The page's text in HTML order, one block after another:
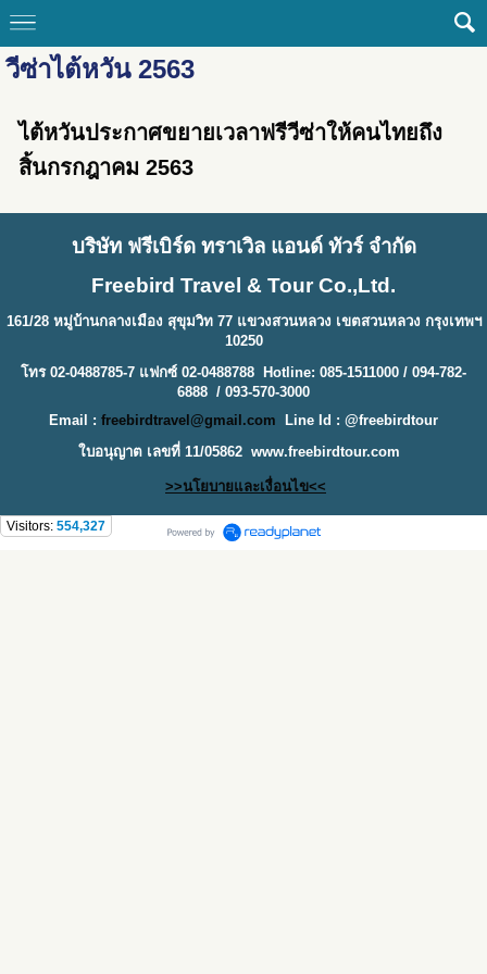
วีซ่าไต้หวัน 2563
ไต้หวันประกาศขยายเวลาฟรีวีซ่าให้คนไทยถึง
สิ้นกรกฎาคม 2563
บริษัท ฟรีเบิร์ด ทราเวิล แอนด์ ทัวร์ จำกัด
Freebird Travel & Tour Co.,Ltd.
161/28 หมู่บ้านกลางเมือง สุขุมวิท 77 แขวงสวนหลวง เขตสวนหลวง กรุงเทพฯ
10250
โทร 02-0488785-7 แฟกซ์ 02-0488788 Hotline: 085-1511000 / 094-782-
6888 / 093-570-3000
Email : freebirdtravel@gmail.com
Line Id : @freebirdtour
ใบอนุญาต เลขที่ 11/05862 www.freebirdtour.com
>>นโยบายและเงื่อนไข<<
Visitors: 554,327